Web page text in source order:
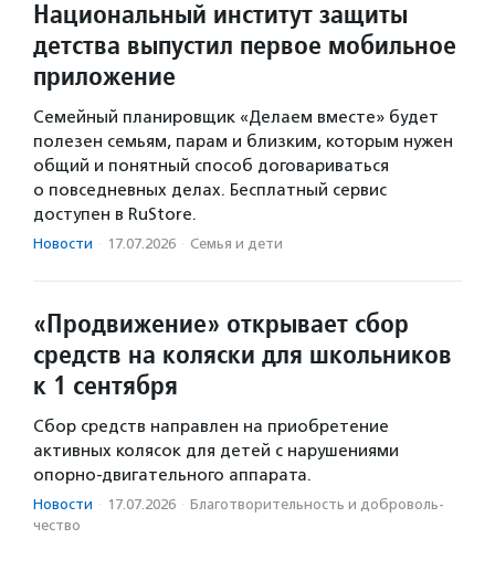
Национальный институт защиты
детства выпустил первое мобильное
приложение
Семейный планировщик «Делаем вместе» будет
полезен семьям, парам и близким, которым нужен
общий и понятный способ договариваться
о повседневных делах. Бесплатный сервис
доступен в RuStore.
Новости · 17.07.2026 · Семья и дети
«Продвижение» открывает сбор
средств на коляски для школьников
к 1 сентября
Сбор средств направлен на приобретение
активных колясок для детей с нарушениями
опорно-двигательного аппарата.
Новости · 17.07.2026 · Благотвори­тель­ность и доброволь­
чест­во